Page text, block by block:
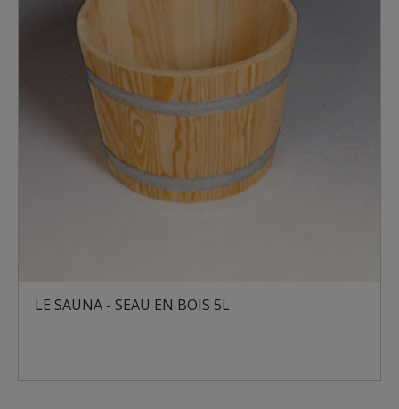
LE SAUNA - LA LOUCHE EN BOIS